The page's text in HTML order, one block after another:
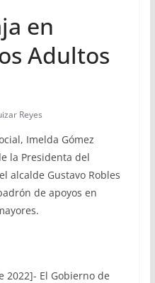
en
Adultos
Reyes
Imelda Gómez
la Presidenta del
alcalde Gustavo Robles
de apoyos en
2022]- El Gobierno de